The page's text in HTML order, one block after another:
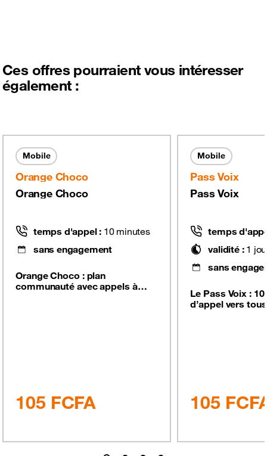
Ces offres pourraient vous intéresser
également :
Mobile
Orange Choco
Orange Choco
temps d'appel : 10 minutes
sans engagement
Orange Choco : plan
communauté avec appels à
105 FCFA
Mobile
Pass Voix
Pass Voix
temps
validité : 1
sans
Le Pass Voix :
d’appel vers
105